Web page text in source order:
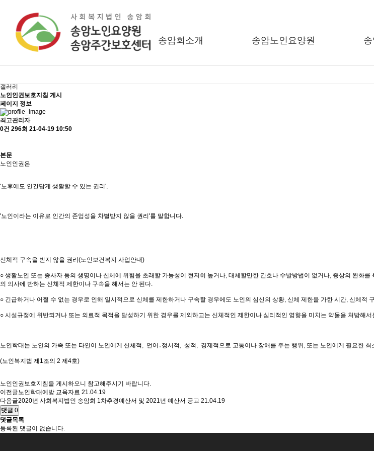
송암회소개 송암노인요양원
커뮤니티
갤러리
노인인권보호지침 게시
페이지 정보
최고관리자
0건 296회 21-04-19 10:50
본문
노인인권은
'노후에도 인간답게 생활할 수 있는 권리',
'노인이라는 이유로 인간의 존엄성을 차별받지 않을 권리'를 말합니다.
신체적 구속을 받지 않을 권리(노인보건복지 사업안내)
○ 생활노인 또는 종사자 등의 생명이나 신체에 위험을 초래할 가능성이 현저히 높거나, 대체할만한 간호나 수발방법이 없거나, 증상의 완화
의 의사에 반하는 신체적 제한이나 구속을 해서는 안 된다.
○ 긴급하거나 어쩔 수 없는 경우로 인해 일시적으로 신체를 제한하거나 구속할 경우에도 노인의 심신의 상황, 신체 제한을 가한 시간, 신체
○ 시설규정에 위반되거나 또는 의료적 목적을 달성하기 위한 경우를 제외하고는 신체적인 제한이나 심리적인 영향을 미치는 약물을 처방해서
노인학대는 노인의 가족 또는 타인이 노인에게 신체적, 언어․정서적, 성적, 경제적으로 고통이나 장해를 주는 행위, 또는 노인에게 필요한
(노인복지법 제1조의 2 제4호)
노인인권보호지침을 게시하오니 참고해주시기 바랍니다.
이전글노인학대예방 교육자료 21.04.19
다음글2020년 사회복지법인 송암회 1차추경예산서 및 2021년 예산서 공고 21.04.19
댓글 0
댓글목록
등록된 댓글이 없습니다.